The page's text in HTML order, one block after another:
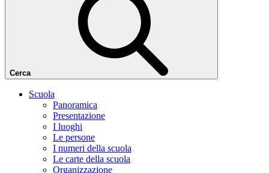
Cerca
Scuola
Panoramica
Presentazione
I luoghi
Le persone
I numeri della scuola
Le carte della scuola
Organizzazione